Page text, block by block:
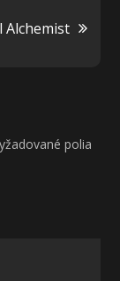
Alchemist
polia